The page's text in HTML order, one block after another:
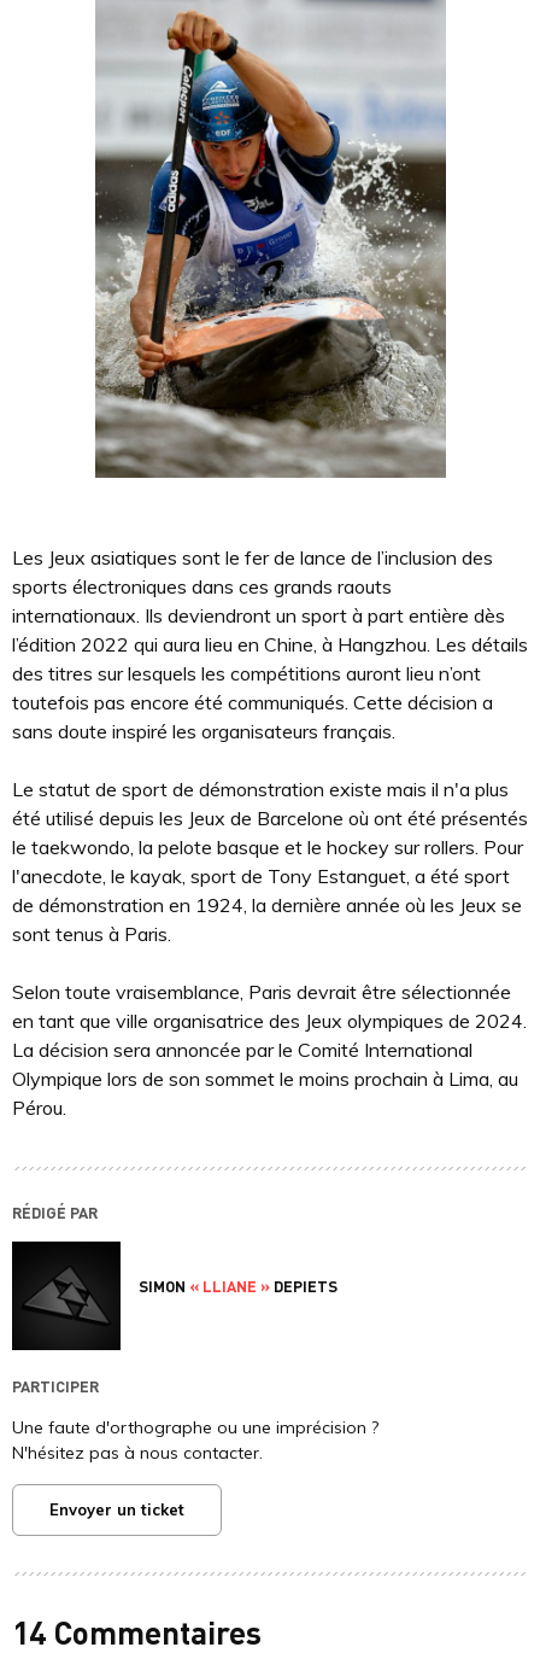
Les Jeux asiatiques sont le fer de lance de l’inclusion des
sports électroniques dans ces grands raouts
internationaux. Ils deviendront un sport à part entière dès
l’édition 2022 qui aura lieu en Chine, à Hangzhou. Les détails
des titres sur lesquels les compétitions auront lieu n’ont
toutefois pas encore été communiqués. Cette décision a
sans doute inspiré les organisateurs français.
Le statut de sport de démonstration existe mais il n'a plus
été utilisé depuis les Jeux de Barcelone où ont été présentés
le taekwondo, la pelote basque et le hockey sur rollers. Pour
l'anecdote, le kayak, sport de Tony Estanguet, a été sport
de démonstration en 1924, la dernière année où les Jeux se
sont tenus à Paris.
Selon toute vraisemblance, Paris devrait être sélectionnée
en tant que ville organisatrice des Jeux olympiques de 2024.
La décision sera annoncée par le Comité International
Olympique lors de son sommet le moins prochain à Lima, au
Pérou.
RÉDIGÉ PAR
SIMON « LLIANE » DEPIETS
PARTICIPER
Une faute d'orthographe ou une imprécision ?
N'hésitez pas à nous contacter.
Envoyer un ticket
14 Commentaires